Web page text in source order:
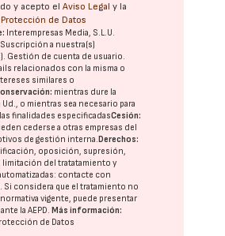
y acepto elAviso Legal y la
de Datos
Interempresas Media, S.L.U.
Suscripción a nuestra(s)
Gestión de cuenta de usuario.
relacionados con la misma o
similares o
mientras dure la
o mientras sea necesario para
las finalidades especificadasCesión:
cederse a otras empresas del
de gestión interna. Derechos:
oposición, supresión,
limitación del tratatamiento y
contacte con
. Si considera que el tratamiento no
normativa vigente, puede presentar
laAEPD. Más información:
de Datos